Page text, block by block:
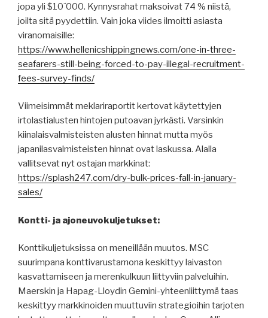
jopa yli $10´000. Kynnysrahat maksoivat 74 % niistä,
joilta sitä pyydettiin. Vain joka viides ilmoitti asiasta
viranomaisille:
https://www.hellenicshippingnews.com/one-in-three-
seafarers-still-being-forced-to-pay-illegal-recruitment-
fees-survey-finds/
Viimeisimmät meklariraportit kertovat käytettyjen
irtolastialusten hintojen putoavan jyrkästi. Varsinkin
kiinalaisvalmisteisten alusten hinnat mutta myös
japanilasvalmisteisten hinnat ovat laskussa. Alalla
vallitsevat nyt ostajan markkinat:
https://splash247.com/dry-bulk-prices-fall-in-january-
sales/
Kontti- ja ajoneuvokuljetukset:
Konttikuljetuksissa on meneillään muutos. MSC
suurimpana konttivarustamona keskittyy laivaston
kasvattamiseen ja merenkulkuun liittyviin palveluihin.
Maerskin ja Hapag-Lloydin Gemini-yhteenliittymä taas
keskittyy markkinoiden muuttuviin strategioihin tarjoten